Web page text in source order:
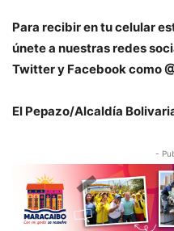
Para recibir en tu celular
únete a nuestras redes
Twitter y Facebook como
El Pepazo/Alcaldía
-